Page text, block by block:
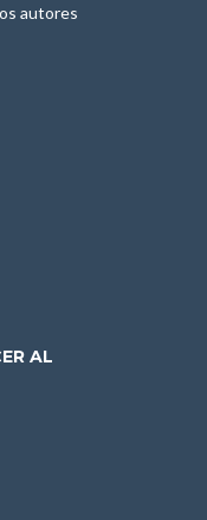
autores
AL